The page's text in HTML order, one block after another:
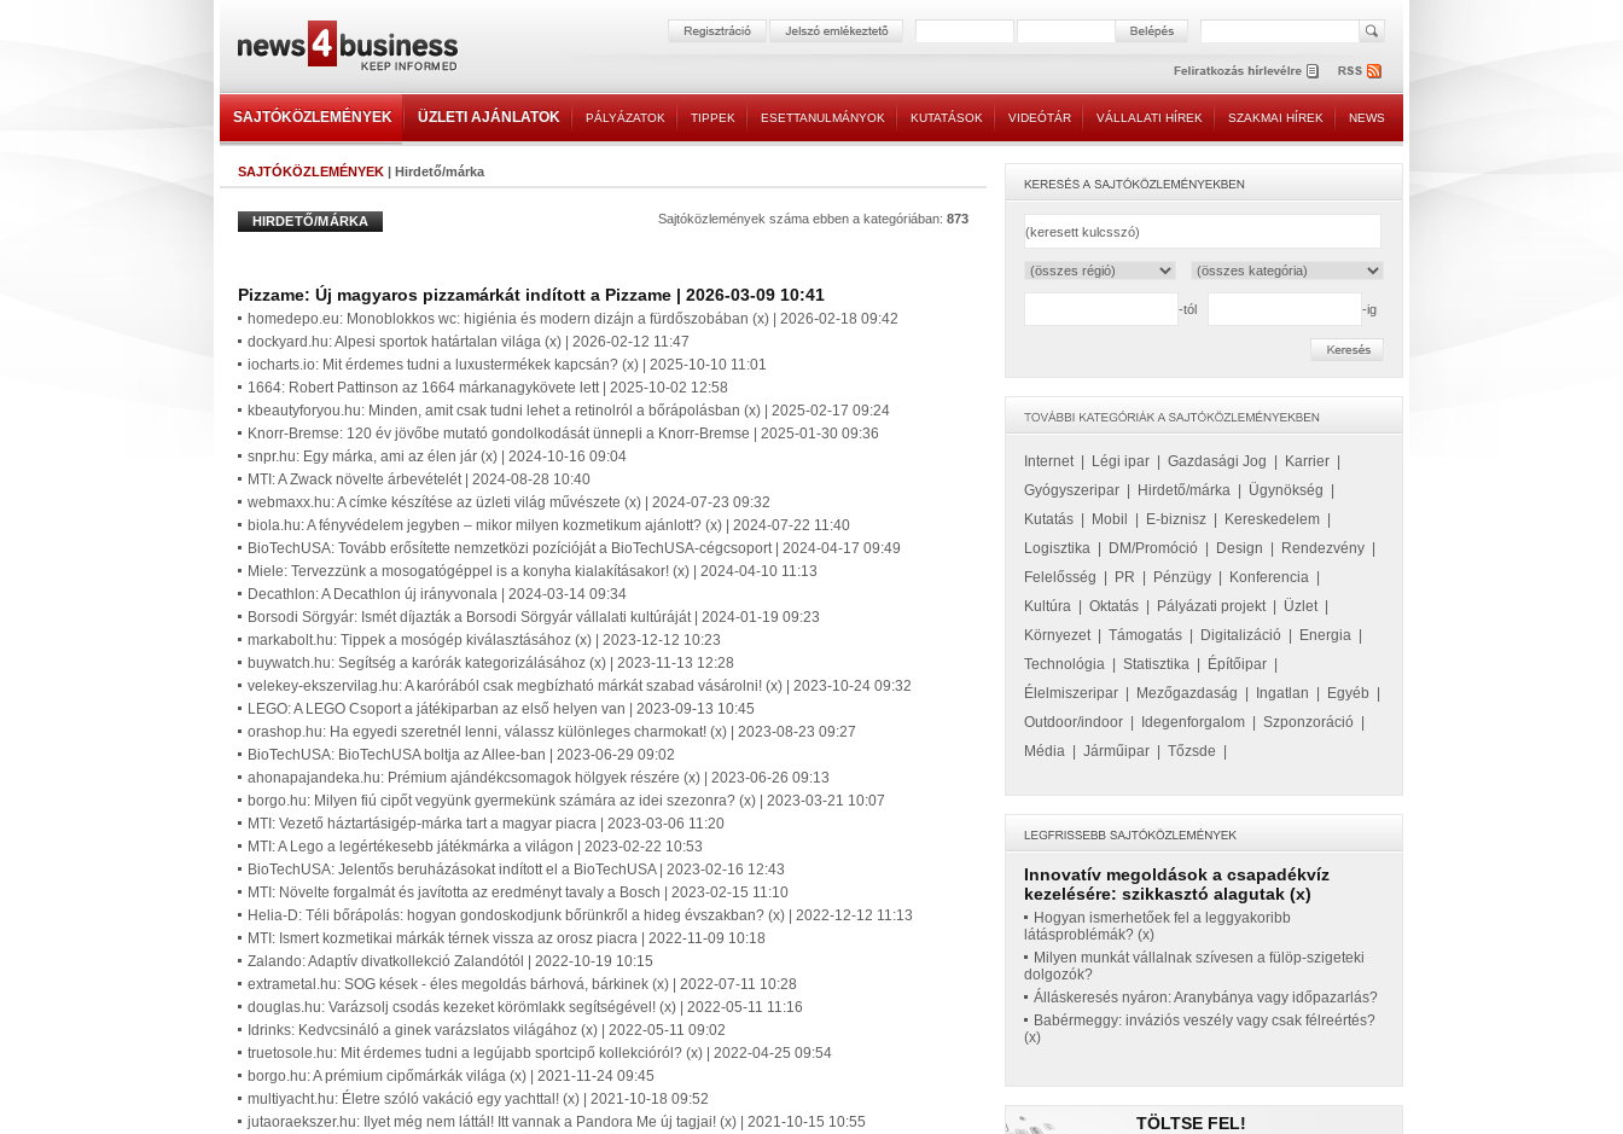
SAJTÓKÖZLEMÉNYEK ÜZLETI AJÁNLATOK PÁLYÁZATOK TIPPEK ESETTANULMÁNYOK KUTATÁSOK VIDEÓTÁR VÁLLALATI HÍREK SZAKMAI HÍREK NEWS
SAJTÓKÖZLEMÉNYEK | Hirdető/márka
HIRDETŐ/MÁRKA Sajtóközlemények száma ebben a kategóriában: 873
Pizzame: Új magyaros pizzamárkát indított a Pizzame | 2026-03-09 10:41
homedepo.eu: Monoblokkos wc: higiénia és modern dizájn a fürdőszobában (x) | 2026-02-18 09:42
dockyard.hu: Alpesi sportok határtalan világa (x) | 2026-02-12 11:47
iocharts.io: Mit érdemes tudni a luxustermékek kapcsán? (x) | 2025-10-10 11:01
1664: Robert Pattinson az 1664 márkanagykövete lett | 2025-10-02 12:58
kbeautyforyou.hu: Minden, amit csak tudni lehet a retinolról a bőrápolásban (x) | 2025-02-17 09:24
Knorr-Bremse: 120 év jövőbe mutató gondolkodását ünnepli a Knorr-Bremse | 2025-01-30 09:36
snpr.hu: Egy márka, ami az élen jár (x) | 2024-10-16 09:04
MTI: A Zwack növelte árbevételét | 2024-08-28 10:40
webmaxx.hu: A címke készítése az üzleti világ művészete (x) | 2024-07-23 09:32
biola.hu: A fényvédelem jegyben – mikor milyen kozmetikum ajánlott? (x) | 2024-07-22 11:40
BioTechUSA: Tovább erősítette nemzetközi pozícióját a BioTechUSA-cégcsoport | 2024-04-17 09:49
Miele: Tervezzünk a mosogatógéppel is a konyha kialakításakor! (x) | 2024-04-10 11:13
Decathlon: A Decathlon új irányvonala | 2024-03-14 09:34
Borsodi Sörgyár: Ismét díjazták a Borsodi Sörgyár vállalati kultúráját | 2024-01-19 09:23
markabolt.hu: Tippek a mosógép kiválasztásához (x) | 2023-12-12 10:23
buywatch.hu: Segítség a karórák kategorizálásához (x) | 2023-11-13 12:28
velekey-ekszervilag.hu: A karórából csak megbízható márkát szabad vásárolni! (x) | 2023-10-24 09:32
LEGO: A LEGO Csoport a játékiparban az első helyen van | 2023-09-13 10:45
orashop.hu: Ha egyedi szeretnél lenni, válassz különleges charmokat! (x) | 2023-08-23 09:27
BioTechUSA: BioTechUSA boltja az Allee-ban | 2023-06-29 09:02
ahonapajandeka.hu: Prémium ajándékcsomagok hölgyek részére (x) | 2023-06-26 09:13
borgo.hu: Milyen fiú cipőt vegyünk gyermekünk számára az idei szezonra? (x) | 2023-03-21 10:07
MTI: Vezető háztartásigép-márka tart a magyar piacra | 2023-03-06 11:20
MTI: A Lego a legértékesebb játékmárka a világon | 2023-02-22 10:53
BioTechUSA: Jelentős beruházásokat indított el a BioTechUSA | 2023-02-16 12:43
MTI: Növelte forgalmát és javította az eredményt tavaly a Bosch | 2023-02-15 11:10
Helia-D: Téli bőrápolás: hogyan gondoskodjunk bőrünkről a hideg évszakban? (x) | 2022-12-12 11:13
MTI: Ismert kozmetikai márkák térnek vissza az orosz piacra | 2022-11-09 10:18
Zalando: Adaptív divatkollekció Zalandótól | 2022-10-19 10:15
extrametal.hu: SOG kések - éles megoldás bárhová, bárkinek (x) | 2022-07-11 10:28
douglas.hu: Varázsolj csodás kezeket körömlakk segítségével! (x) | 2022-05-11 11:16
Idrinks: Kedvcsináló a ginek varázslatos világához (x) | 2022-05-11 09:02
truetosole.hu: Mit érdemes tudni a legújabb sportcipő kollekcióról? (x) | 2022-04-25 09:54
borgo.hu: A prémium cipőmárkák világa (x) | 2021-11-24 09:45
multiyacht.hu: Életre szóló vakáció egy yachttal! (x) | 2021-10-18 09:52
jutaoraekszer.hu: Ilyet még nem láttál! Itt vannak a Pandora Me új tagjai! (x) | 2021-10-15 10:55
-tól -ig
Internet| Légi ipar Gazdasági Jog Karrier
Gyógyszeripar
Hirdető/márka Ügynökség
Kutatás
Mobil E-biznisz Kereskedelem
Logisztika
DM/Promóció Design Rendezvény
Felelősség
PR Pénzügy Konferencia
Kultúra
Oktatás Pályázati projekt| Üzlet|
Környezet| Támogatás Digitalizáció Energia
Technológia
Statisztika Építőipar
Élelmiszeripar
Mezőgazdaság Ingatlan Egyéb
Outdoor/indoor
Idegenforgalom Szponzoráció
Média
Járműipar Tőzsde
Innovatív megoldások a csapadékvíz
kezelésére: szikkasztó alagutak (x)
Hogyan ismerhetőek fel a leggyakoribb
látásproblémák? (x)
Milyen munkát vállalnak szívesen a fülöp-szigeteki
dolgozók?
Álláskeresés nyáron: Aranybánya vagy időpazarlás?
Babérmeggy: inváziós veszély vagy csak félreértés?
(x)
TÖLTSE FEL!